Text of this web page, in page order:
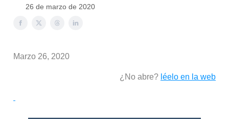
26 de marzo de 2020
Marzo 26, 2020
¿No abre? léelo en la web